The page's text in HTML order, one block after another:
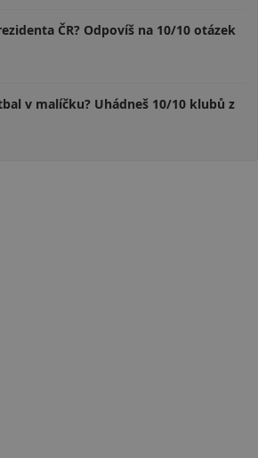
ČR? Odpovíš na 10/10 otázek
v malíčku? Uhádneš 10/10 klubů z